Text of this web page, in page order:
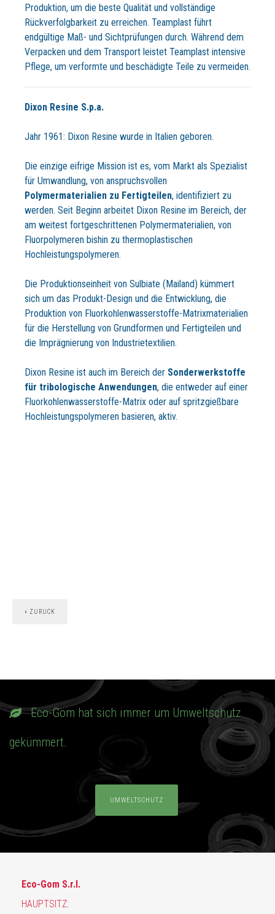
Produktion, um die beste Qualität und vollständige
Rückverfolgbarkeit zu erreichen. Teamplast führt
endgültige Maß- und Sichtprüfungen durch. Während dem
Verpacken und dem Transport leistet Teamplast intensive
Pflege, um verformte und beschädigte Teile zu vermeiden.
Dixon Resine S.p.a.
Jahr 1961: Dixon Resine wurde in Italien geboren.
Die einzige eifrige Mission ist es, vom Markt als Spezialist
für Umwandlung, von anspruchsvollen
Polymermaterialien zu Fertigteilen, identifiziert zu
werden. Seit Beginn arbeitet Dixon Resine im Bereich, der
am weitest fortgeschrittenen Polymermaterialien, von
Fluorpolymeren bishin zu thermoplastischen
Hochleistungspolymeren.
Die Produktionseinheit von Sulbiate (Mailand) kümmert
sich um das Produkt-Design und die Entwicklung, die
Produktion von Fluorkohlenwasserstoffe-Matrixmaterialien
für die Herstellung von Grundformen und Fertigteilen und
die Imprägnierung von Industrietextilien.
Dixon Resine ist auch im Bereich der Sonderwerkstoffe
für tribologische Anwendungen, die entweder auf einer
Fluorkohlenwasserstoffe-Matrix oder auf spritzgießbare
Hochleistungspolymeren basieren, aktiv.
« ZURUCK
Eco-Gom hat sich immer um Umweltschutz
gekümmert.
UMWELTSCHUTZ
Eco-Gom S.r.l.
HAUPTSITZ: